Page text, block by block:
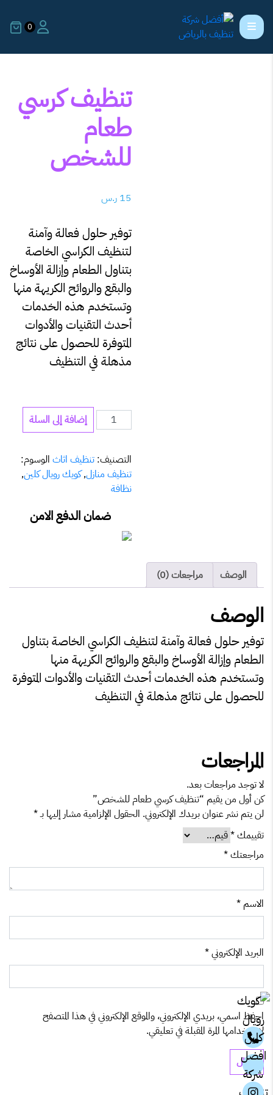
0
تنظيف كرسي
طعام
للشخص
15 ر.س
توفير حلول فعالة وآمنة
لتنظيف الكراسي الخاصة
بتناول الطعام وإزالة الأوساخ
والبقع والروائح الكريهة منها
وتستخدم هذه الخدمات
أحدث التقنيات والأدوات
المتوفرة للحصول على نتائج
مذهلة في التنظيف
إضافة إلى السلة
التصنيف:تنظيف اثاث الوسوم:
تنظيف منازل,كويك رويال كلين,
نظافة
ضمان الدفع الامن
الوصف مراجعات (0)
الوصف
توفير حلول فعالة وآمنة لتنظيف الكراسي الخاصة بتناول
الطعام وإزالة الأوساخ والبقع والروائح الكريهة منها
وتستخدم هذه الخدمات أحدث التقنيات والأدوات المتوفرة
للحصول على نتائج مذهلة في التنظيف
المراجعات
لا توجد مراجعات بعد.
كن أول من يقيم “تنظيف كرسي طعام للشخص”
لن يتم نشر عنوان بريدك الإلكتروني. الحقول الإلزامية مشار إليها بـ*
تقييمك*
مراجعتك*
الاسم *
البريد الإلكتروني*
احفظ اسمي، بريدي الإلكتروني، والموقع الإلكتروني في هذا المتصفح
لاستخدامها المرة المقبلة في تعليقي.